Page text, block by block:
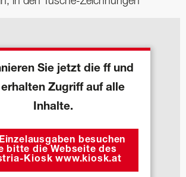
Sie jetzt die ff und
erhalten Zugriff auf alle
Inhalte.
besuchen
bitte die Webseite des
Kiosk www.kiosk.at